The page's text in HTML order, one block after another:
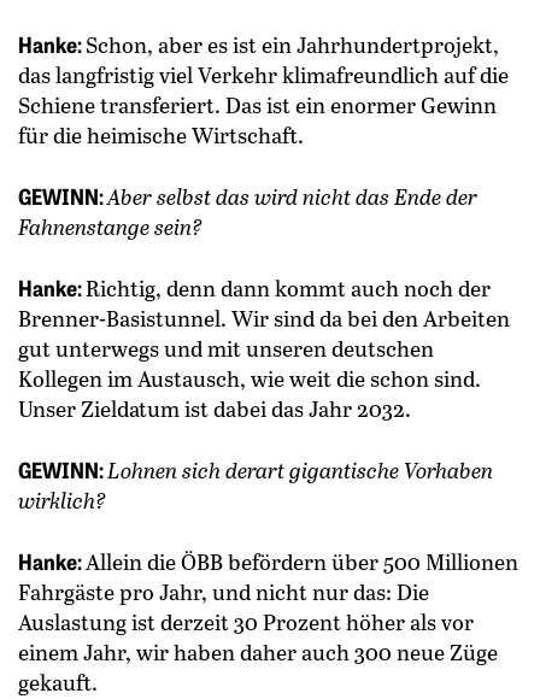
Hanke:Schon, aber es ist ein Jahrhundertprojekt,
das langfristig viel Verkehr klimafreundlich auf die
Schiene transferiert. Das ist ein enormer Gewinn
für die heimische Wirtschaft.
GEWINN:Aber selbst das wird nicht das Ende der
Fahnenstange sein?
Hanke:Richtig, denn dann kommt auch noch der
Brenner-Basistunnel. Wir sind da bei den Arbeiten
gut unterwegs und mit unseren deutschen
Kollegen im Austausch, wie weit die schon sind.
Unser Zieldatum ist dabei das Jahr 2032.
GEWINN:Lohnen sich derart gigantische Vorhaben
wirklich?
Hanke:Allein die ÖBB befördern über 500 Millionen
Fahrgäste pro Jahr, und nicht nur das: Die
Auslastung ist derzeit 30 Prozent höher als vor
einem Jahr, wir haben daher auch 300 neue Züge
gekauft.